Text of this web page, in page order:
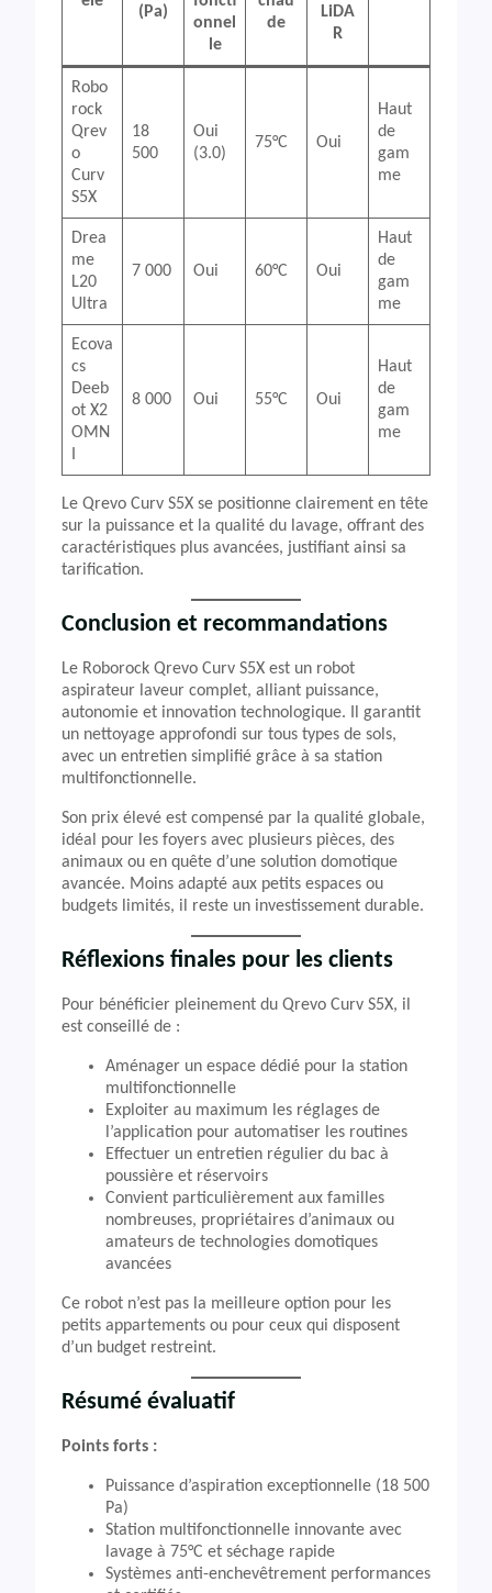
(Pa)
onnel
le
de
LiDA
R
Robo
rock
Qrev
o
Curv
S5X
18
500
Oui
(3.0)
75°C Oui
Haut
de
gam
me
Drea
me
L20
Ultra
7 000 Oui 60°C Oui
Haut
de
gam
me
Ecova
cs
Deeb
ot X2
OMN
8 000 Oui 55°C Oui
Haut
de
gam
me
Le Qrevo Curv S5X se positionne clairement en tête
sur la puissance et la qualité du lavage, offrant des
caractéristiques plus avancées, justifiant ainsi sa
tarification.
Conclusion et recommandations
Le Roborock Qrevo Curv S5X est un robot
aspirateur laveur complet, alliant puissance,
autonomie et innovation technologique. Il garantit
un nettoyage approfondi sur tous types de sols,
avec un entretien simplifié grâce à sa station
multifonctionnelle.
Son prix élevé est compensé par la qualité globale,
idéal pour les foyers avec plusieurs pièces, des
animaux ou en quête d’une solution domotique
avancée. Moins adapté aux petits espaces ou
budgets limités, il reste un investissement durable.
Réflexions finales pour les clients
Pour bénéficier pleinement du Qrevo Curv S5X, il
est conseillé de :
Aménager un espace dédié pour la station
multifonctionnelle
Exploiter au maximum les réglages de
l’application pour automatiser les routines
Effectuer un entretien régulier du bac à
poussière et réservoirs
Convient particulièrement aux familles
nombreuses, propriétaires d’animaux ou
amateurs de technologies domotiques
avancées
Ce robot n’est pas la meilleure option pour les
petits appartements ou pour ceux qui disposent
d’un budget restreint.
Résumé évaluatif
Points forts :
Puissance d’aspiration exceptionnelle (18 500
Pa)
Station multifonctionnelle innovante avec
lavage à 75°C et séchage rapide
Systèmes anti-enchevêtrement performances